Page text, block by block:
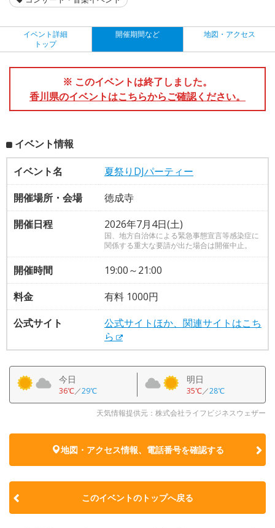
イベント詳細
トップ
開催期間など 地図・アクセス
※ このイベントは終了しました。
香川県のイベントはこちらからご確認ください。
イベント情報
イベント名
夏祭りDJパーティー
開催場所・会場
徳成寺
開催日程
2026年7月4日(土)
国、地方自治体による緊急事態宣言等感染症に
関係する重大な要請が出た場合は開催中止。
開催時間
19:00～21:00
料金
有料 1000円
公式サイト
公式サイトほか、関連サイトはこち
ら
今日
36℃／29℃
明日
35℃／28℃
天気情報提供元：株式会社ライフビジネスウェザー
地図・アクセス情報、電話番号を確認する
このイベントのトップへ戻る